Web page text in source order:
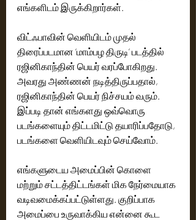
எங்களிடம் இருக்கிறார்கள்.
விட்ஃபாவின் வெளியிடம் முதல்
திரைப்படமான ‘மாம்பழ திருடி’ படத்தில்
ரஜினிகாந்தின் பெயர் வரப்போகிறது.
அவரது அண்ணன் நடித்திருப்பதால்,
ரஜினிகாந்தின் பெயர் நிச்சயம் வரும்.
இப்படி தான் எங்களது ஒவ்வொரு
படங்களையும் திட்டமிட்டு தயாரிப்பதோடு,
படங்களை வெளியிடவும் செய்வோம்.
எங்களுடைய அமைப்பின் கொளை
மற்றும் சட்டத்திட்டங்கள் மிக நேர்மையாக
வடிவமைக்கப்பட்டுள்ளது. குறிப்பாக
அமைப்பை உருவாக்கிய என்னை கூட